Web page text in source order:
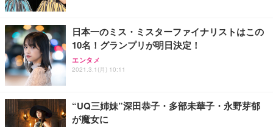
日本一のミス・ミスターファイナリストはこの
10名！グランプリが明日決定！
エンタメ
2021.3.1(月) 10:11
“UQ三姉妹”深田恭子・多部未華子・永野芽郁
が魔女に